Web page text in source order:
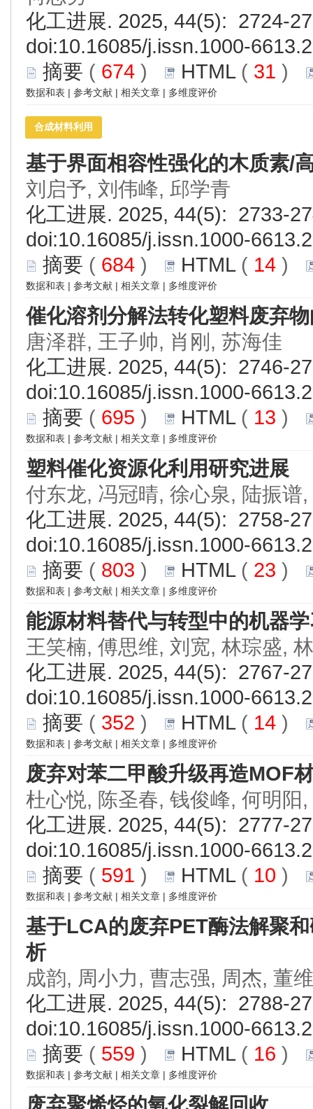
化工进展. 2025, 44(5): 2724-
doi:10.16085/j.issn.1000-
摘要 ( 674 ) HTML( 31 )
数据和表 | 参考文献 | 相关文章 | 多维度评价
合成材料利用
基于界面相容性强化的木质素/
刘启予, 刘伟峰, 邱学青
化工进展. 2025, 44(5): 2733-
doi:10.16085/j.issn.1000-
摘要 ( 684 ) HTML( 14 )
数据和表 | 参考文献 | 相关文章 | 多维度评价
催化溶剂分解法转化塑料废弃
唐泽群, 王子帅, 肖刚, 苏海佳
化工进展. 2025, 44(5): 2746-
doi:10.16085/j.issn.1000-
摘要 ( 695 ) HTML( 13 )
数据和表 | 参考文献 | 相关文章 | 多维度评价
塑料催化资源化利用研究进展
付东龙, 冯冠晴, 徐心泉, 陆振谱
化工进展. 2025, 44(5): 2758-
doi:10.16085/j.issn.1000-
摘要 ( 803 ) HTML( 23 )
数据和表 | 参考文献 | 相关文章 | 多维度评价
能源材料替代与转型中的机器
王笑楠, 傅思维, 刘宽, 林琮盛,
化工进展. 2025, 44(5): 2767-
doi:10.16085/j.issn.1000-
摘要 ( 352 ) HTML( 14 )
数据和表 | 参考文献 | 相关文章 | 多维度评价
废弃对苯二甲酸升级再造MOF
杜心悦, 陈圣春, 钱俊峰, 何明阳
化工进展. 2025, 44(5): 2777-
doi:10.16085/j.issn.1000-
摘要 ( 591 ) HTML( 10 )
数据和表 | 参考文献 | 相关文章 | 多维度评价
基于LCA的废弃PET酶法解聚
析
成韵, 周小力, 曹志强, 周杰, 董
化工进展. 2025, 44(5): 2788-
doi:10.16085/j.issn.1000-
摘要 ( 559 ) HTML( 16 )
数据和表 | 参考文献 | 相关文章 | 多维度评价